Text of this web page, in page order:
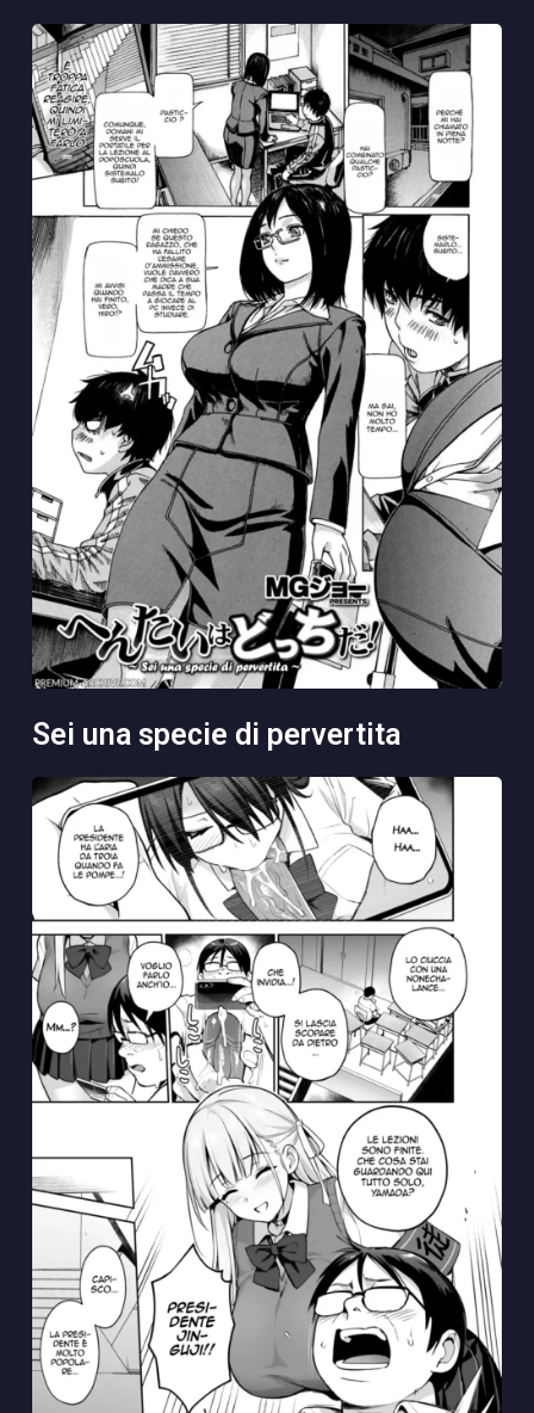
sei una specie di pervertita